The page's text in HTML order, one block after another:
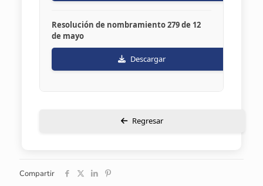
Resolución de nombramiento 279 de 12
de mayo
Descargar
Regresar
Compartir